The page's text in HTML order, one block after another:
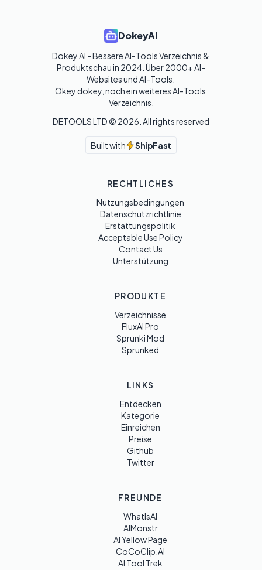
DokeyAI
Dokey AI - Bessere AI-Tools Verzeichnis &
Produktschau in 2024. Über 2000+ AI-
Websites und AI-Tools.
Okey dokey, noch ein weiteres AI-Tools
Verzeichnis.
DETOOLS LTD © 2026 . All rights reserved
Built with ShipFast
RECHTLICHES
Nutzungsbedingungen
Datenschutzrichtlinie
Erstattungspolitik
Acceptable Use Policy
Contact Us
Unterstützung
PRODUKTE
Verzeichnisse
FluxAI Pro
Sprunki Mod
Sprunked
LINKS
Entdecken
Kategorie
Einreichen
Preise
Github
Twitter
FREUNDE
WhatIsAI
AIMonstr
AI Yellow Page
CoCoClip.AI
AI Tool Trek